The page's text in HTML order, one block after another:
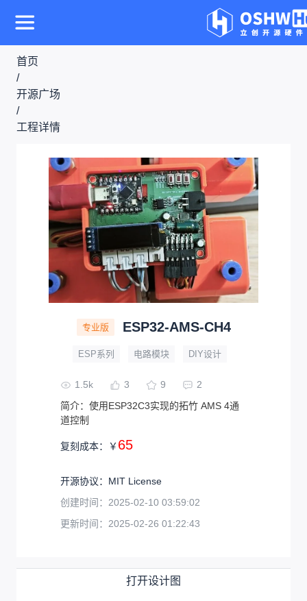
首页
/
开源广场
/
工程详情
专业版 ESP32-AMS-CH4
ESP系列 电路模块 DIY设计
1.5k 3 9
2
简介： 使用ESP32C3实现的拓竹 AMS 4通
道控制
复刻成本： ￥ 65
开源协议： MIT License
创建时间： 2025-02-10 03:59:02
更新时间： 2025-02-26 01:22:43
打开设计图